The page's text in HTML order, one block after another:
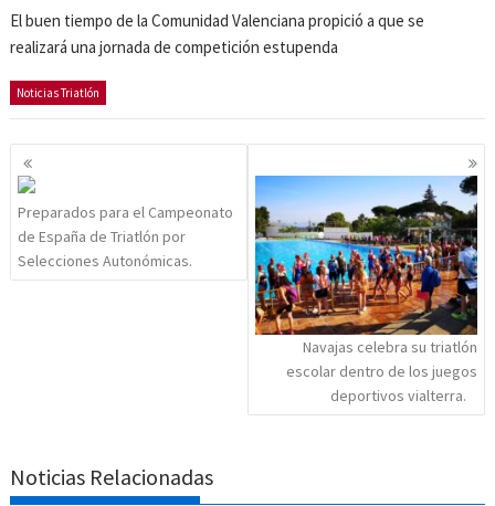
El buen tiempo de la Comunidad Valenciana propició a que se
realizará una jornada de competición estupenda
Noticias Triatlón
Navegación
de
entradas
Preparados para el Campeonato
de España de Triatlón por
Selecciones Autonómicas.
Navajas celebra su triatlón
escolar dentro de los juegos
deportivos vialterra.
Noticias Relacionadas